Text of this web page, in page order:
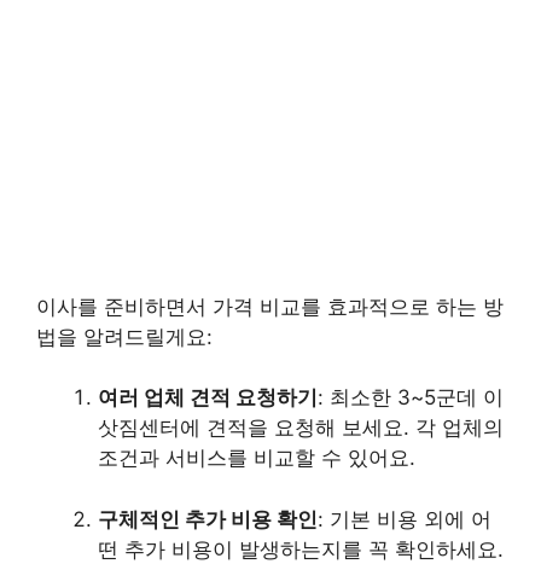
이사를 준비하면서 가격 비교를 효과적으로 하는 방
법을 알려드릴게요:
여러 업체 견적 요청하기 : 최소한 3~5군데 이
삿짐센터에 견적을 요청해 보세요. 각 업체의
조건과 서비스를 비교할 수 있어요.
구체적인 추가 비용 확인: 기본 비용 외에 어
떤 추가 비용이 발생하는지를 꼭 확인하세요.